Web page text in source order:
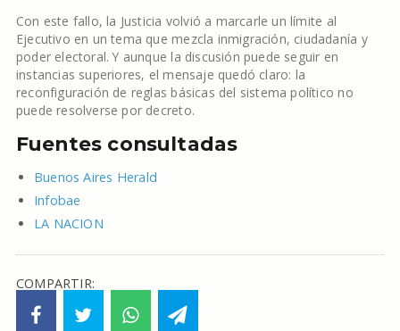
Con este fallo, la Justicia volvió a marcarle un límite al
Ejecutivo en un tema que mezcla inmigración, ciudadanía y
poder electoral. Y aunque la discusión puede seguir en
instancias superiores, el mensaje quedó claro: la
reconfiguración de reglas básicas del sistema político no
puede resolverse por decreto.
Fuentes consultadas
Buenos Aires Herald
Infobae
LA NACION
COMPARTIR: